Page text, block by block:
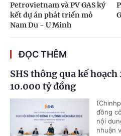
Petrovietnam và PV GAS ký
kết dự án phát triển mỏ
Nam Du - U Minh
ĐỌC THÊM
SHS thông qua kế
10.000 tỷ đồng
đồng
nội
nhuận